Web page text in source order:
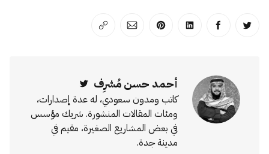
انشر على تويترانشر على الفيسبوك
انشر على لينكد إن
انشر على بينترست
انشر على الإيميل
انسخ الرابط
أحمد حسن مُشرِف
كاتب ومدون سعودي، له عدة إصدارات،
ومئات المقالات المنشورة. شريك مؤسس
في بعض المشاريع الصغيرة، مقيم في
مدينة جدة.